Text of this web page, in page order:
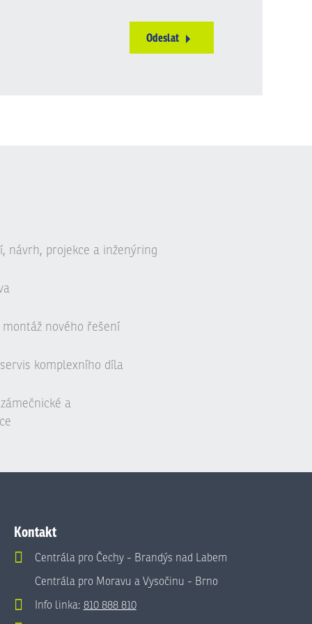
Odeslat
návrh, projekce a inženýring
nového řešení
komplexního díla
a
Kontakt
Centrála pro Čechy - Brandýs nad Labem
Centrála pro Moravu a Vysočinu - Brno
Info linka: 810 888 810